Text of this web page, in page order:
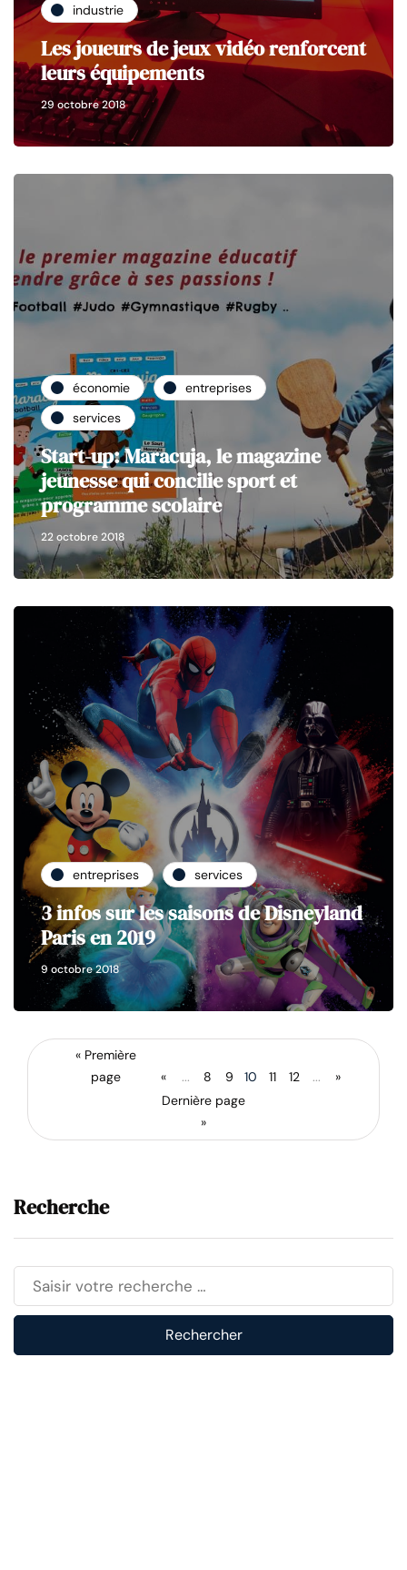
industrie
Les joueurs de jeux vidéo renforcent
leurs équipements
29 octobre 2018
économie
entreprises
services
Start-up: Maracuja, le magazine
jeunesse qui concilie sport et
programme scolaire
22 octobre 2018
entreprises services
3 infos sur les saisons de Disneyland
Paris en 2019
9 octobre 2018
« Première
page
« ... 8 9 10 11 12 ...
»
Dernière page
»
Recherche